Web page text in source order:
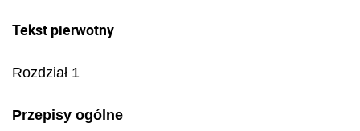
Tekst pierwotny
Rozdział 1
Przepisy ogólne